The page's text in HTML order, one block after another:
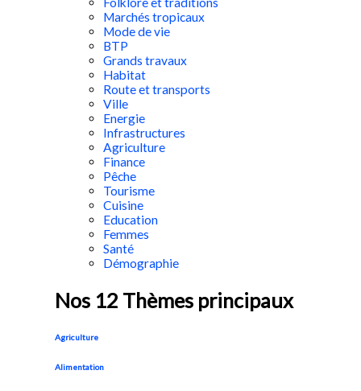
Marchés tropicaux
Mode de vie
BTP
Grands travaux
Habitat
Route et transports
Ville
Energie
Infrastructures
Agriculture
Finance
Pêche
Tourisme
Cuisine
Education
Femmes
Santé
Démographie
Nos 12 Thèmes principaux
Agriculture
Alimentation